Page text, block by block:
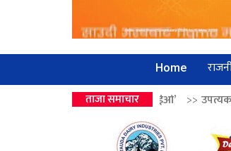
Home
ताजा समाचार
बोर्डको सीईओ’ >>उपत्यकामा श्रृंखलाबद्ध